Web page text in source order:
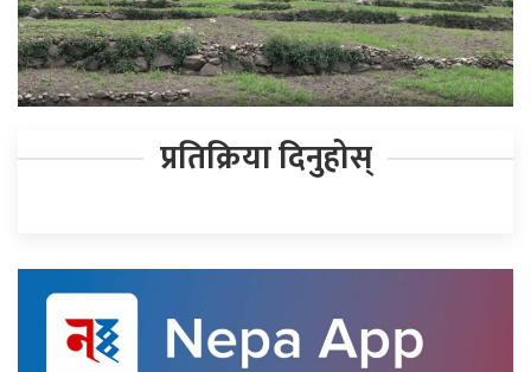
प्रतिक्रिया दिनुहोस्